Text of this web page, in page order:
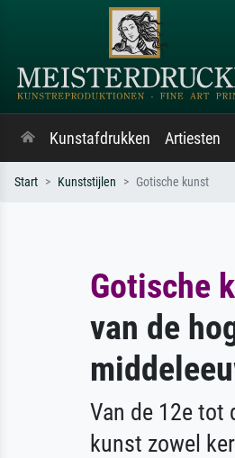
Kunstafdrukken Artiesten
Start Kunststijlen Gotische kunst
Gotische
van de
Van de 12e tot
kunst zowel